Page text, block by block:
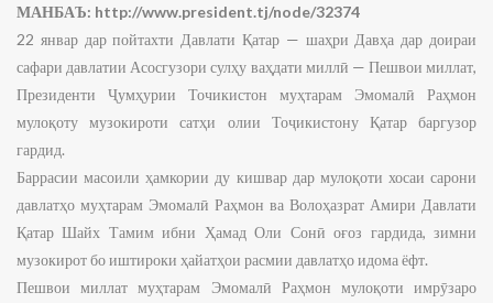
МАНБАЪ: http://www.president.tj/node/32374
22 январ дар пойтахти Давлати Қатар — шаҳри Давҳа дар доираи
сафари давлатии Асосгузори сулҳу ваҳдати миллӣ — Пешвои миллат,
Президенти Ҷумҳурии Точикистон муҳтарам Эмомалӣ Раҳмон
мулоқоту музокироти сатҳи олии Тоҷикистону Қатар баргузор
гардид.
Баррасии масоили ҳамкории ду кишвар дар мулоқоти хосаи сарони
давлатҳо муҳтарам Эмомалӣ Раҳмон ва Волоҳазрат Амири Давлати
Қатар Шайх Тамим ибни Ҳамад Оли Сонӣ оғоз гардида, зимни
музокирот бо иштироки ҳайатҳои расмии давлатҳо идома ёфт.
Пешвои миллат муҳтарам Эмомалӣ Раҳмон мулоқоти имрӯзаро